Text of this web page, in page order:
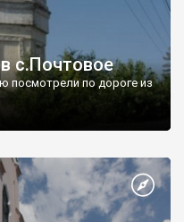
с.Почтовое
посмотрели по дороге из